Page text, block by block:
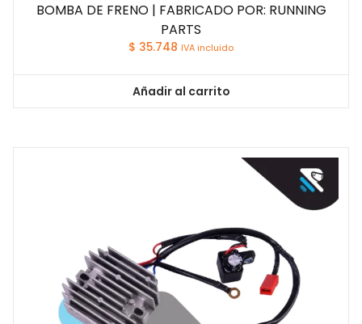
BOMBA DE FRENO | FABRICADO POR: RUNNING
PARTS
$ 35.748 IVA incluido
Añadir al carrito